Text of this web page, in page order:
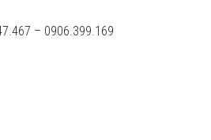
– 0906.399.169